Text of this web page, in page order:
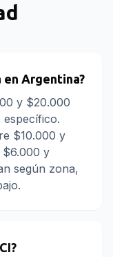
Argentina?
y $20.000
específico.
$10.000 y
$6.000 y
según zona,